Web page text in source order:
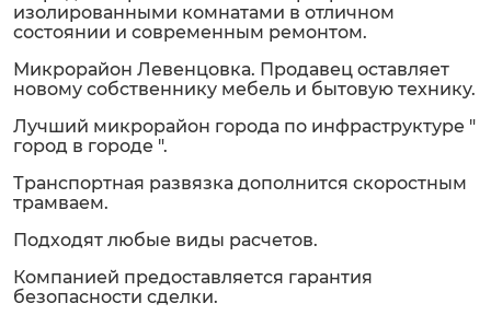
изолированными комнатами в отличном
состоянии и современным ремонтом.
Микрорайон Левенцовка. Продавец оставляет
новому собственнику мебель и бытовую технику.
Лучший микрорайон города по инфраструктуре "
город в городе ".
Транспортная развязка дополнится скоростным
трамваем.
Подходят любые виды расчетов.
Компанией предоставляется гарантия
безопасности сделки.